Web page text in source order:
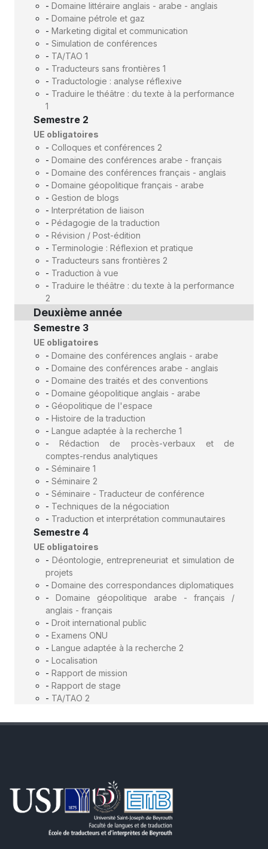
- Domaine littéraire anglais - arabe - anglais
- Domaine pétrole et gaz
- Marketing digital et communication
- Simulation de conférences
- TA/TAO 1
- Traducteurs sans frontières 1
- Traductologie : analyse réflexive
- Traduire le théâtre : du texte à la performance
1
Semestre 2
UE obligatoires
- Colloques et conférences 2
- Domaine des conférences arabe - français
- Domaine des conférences français - anglais
- Domaine géopolitique français - arabe
- Gestion de blogs
- Interprétation de liaison
- Pédagogie de la traduction
- Révision / Post-édition
- Terminologie : Réflexion et pratique
- Traducteurs sans frontières 2
- Traduction à vue
- Traduire le théâtre : du texte à la performance
2
Deuxième année
Semestre 3
UE obligatoires
- Domaine des conférences anglais - arabe
- Domaine des conférences arabe - anglais
- Domaine des traités et des conventions
- Domaine géopolitique anglais - arabe
- Géopolitique de l'espace
- Histoire de la traduction
- Langue adaptée à la recherche 1
-Rédaction de procès-verbaux et de
comptes-rendus analytiques
- Séminaire 1
- Séminaire 2
- Séminaire - Traducteur de conférence
- Techniques de la négociation
- Traduction et interprétation communautaires
Semestre 4
UE obligatoires
-Déontologie, entrepreneuriat et simulation de
projets
- Domaine des correspondances diplomatiques
- Domaine géopolitique arabe - français /
anglais - français
- Droit international public
- Examens ONU
- Langue adaptée à la recherche 2
- Localisation
- Rapport de mission
- Rapport de stage
- TA/TAO 2